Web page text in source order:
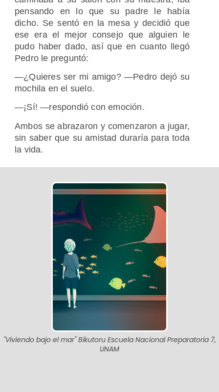
"Viviendo bajo el mar" Bikutoru Escuela Nacional Preparatoria 7,
UNAM
pensando en lo que su padre le había
dicho. Se sentó en la mesa y decidió que
ese era el mejor consejo que alguien le
pudo haber dado, así que en cuanto llegó
Pedro le preguntó:
―¿Quieres ser mi amigo? ―Pedro dejó su
mochila en el suelo.
―¡Sí! ―respondió con emoción.
Ambos se abrazaron y comenzaron a jugar,
sin saber que su amistad duraría para toda
la vida.